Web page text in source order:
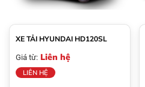
XE TẢI HYUNDAI HD120SL
Giá từ: Liên hệ
LIÊN HỆ